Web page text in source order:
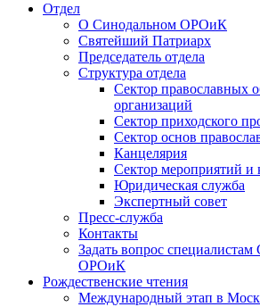
Отдел
О Синодальном ОРОиК
Святейший Патриарх
Председатель отдела
Структура отдела
Сектор православных
организаций
Сектор приходского
Сектор основ
Канцелярия
Сектор мероприятий и
Юридическая служба
Экспертный совет
Пресс-служба
Контакты
Задать вопрос
ОРОиК
Рождественские чтения
Международный этап в